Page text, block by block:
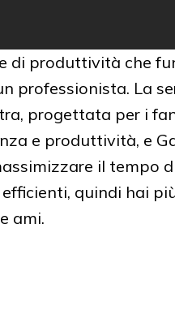
di produttività che
professionista. La
progettata per i
e produttività, e
il tempo
quindi hai
ami.